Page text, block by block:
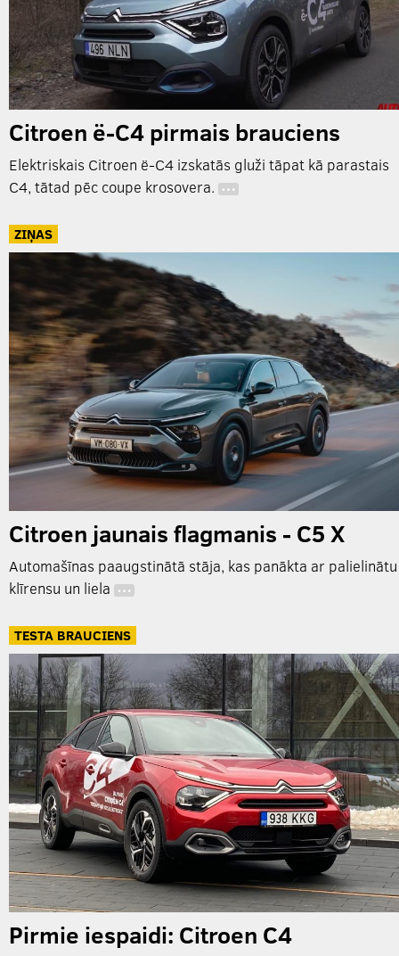
Citroen ë-C4 pirmais brauciens
Elektriskais Citroen ë-C4 izskatās gluži tāpat kā parastais
C4, tātad pēc coupe krosovera. …
ZIŅAS
Citroen jaunais flagmanis - C5 X
Automašīnas paaugstinātā stāja, kas panākta ar palielinātu
klīrensu un liela …
TESTA BRAUCIENS
Pirmie iespaidi: Citroen C4